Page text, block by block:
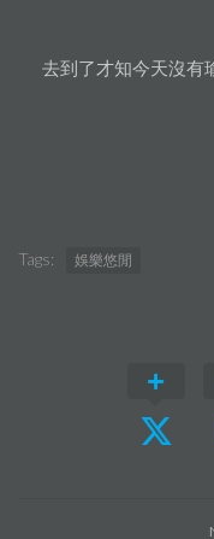
去到了才知今天沒有
Tags: 娛樂悠閒